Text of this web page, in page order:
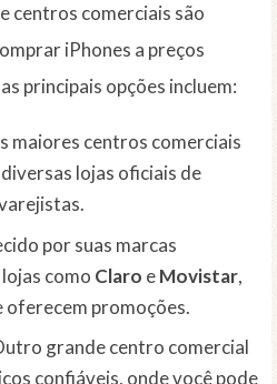
centros comerciais são
iPhones a preços
principais opções incluem:
maiores centros comerciais
lojas oficiais de
por suas marcas
como Claro eMovistar,
promoções.
grande centro comercial
confiáveis, onde você pode